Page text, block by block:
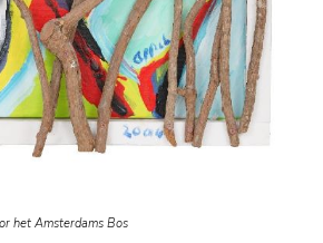
het Amsterdams Bos